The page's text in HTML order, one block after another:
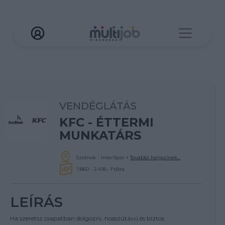
VENDÉGLÁTÁS
KFC - ÉTTERMI
MUNKATÁRS
Szolnok - InterSpar + További helyszínek...
1.860 - 2.418,- Ft/óra
LEÍRÁS
Ha szeretsz csapatban dolgozni, hosszútávú és biztos